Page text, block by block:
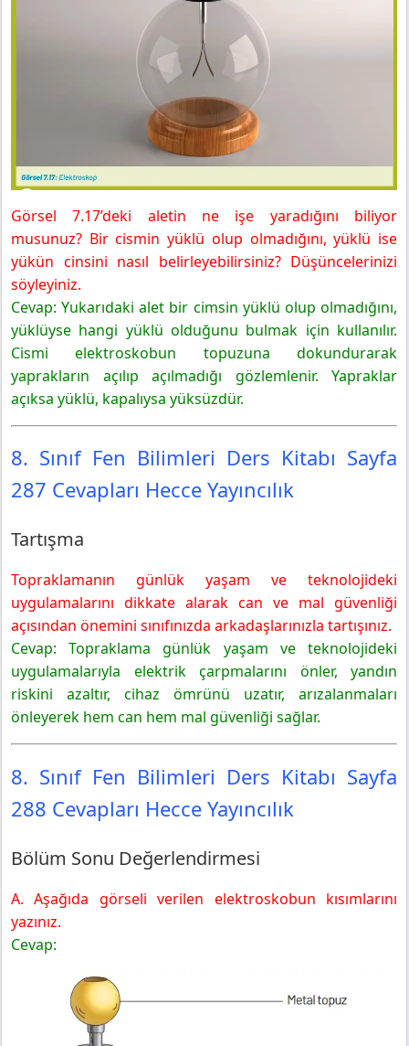
Görsel 7.17’deki aletin ne işe yaradığını biliyor
musunuz? Bir cismin yüklü olup olmadığını, yüklü ise
yükün cinsini nasıl belirleyebilirsiniz? Düşüncelerinizi
söyleyiniz.
Cevap: Yukarıdaki alet bir cimsin yüklü olup olmadığını,
yüklüyse hangi yüklü olduğunu bulmak için kullanılır.
Cismi elektroskobun topuzuna dokundurarak
yaprakların açılıp açılmadığı gözlemlenir. Yapraklar
açıksa yüklü, kapalıysa yüksüzdür.
8. Sınıf Fen Bilimleri Ders Kitabı Sayfa
287 Cevapları Hecce Yayıncılık
Tartışma
Topraklamanın günlük yaşam ve teknolojideki
uygulamalarını dikkate alarak can ve mal güvenliği
açısından önemini sınıfınızda arkadaşlarınızla tartışınız.
Cevap: Topraklama günlük yaşam ve teknolojideki
uygulamalarıyla elektrik çarpmalarını önler, yandın
riskini azaltır, cihaz ömrünü uzatır, arızalanmaları
önleyerek hem can hem mal güvenliği sağlar.
8. Sınıf Fen Bilimleri Ders Kitabı Sayfa
288 Cevapları Hecce Yayıncılık
Bölüm Sonu Değerlendirmesi
A. Aşağıda görseli verilen elektroskobun kısımlarını
yazınız.
Cevap: